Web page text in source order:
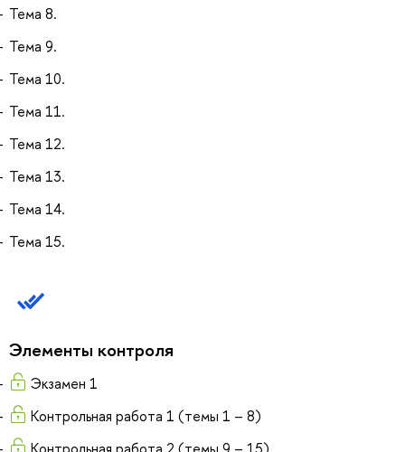
Тема 8.
Тема 9.
Тема 10.
Тема 11.
Тема 12.
Тема 13.
Тема 14.
Тема 15.
Элементы контроля
Экзамен 1
Контрольная работа 1 (темы 1 – 8)